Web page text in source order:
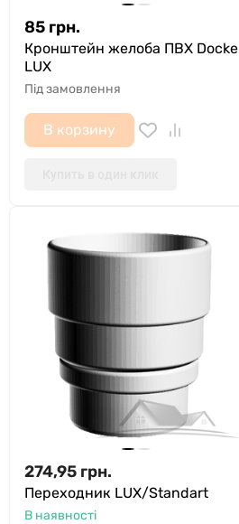
85 грн.
Кронштейн желоба ПВХ Docke
LUX
Під замовлення
В корзину
274,95 грн.
Переходник LUX/Standart
В наявності